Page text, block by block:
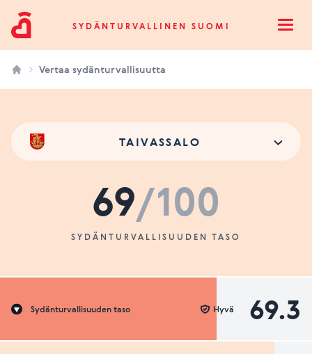
Sydänturvallinen SuomiSYDÄNTURVALLINEN SUOMI
Vertaa sydänturvallisuutta
TAIVASSALO
69/100
SYDÄNTURVALLISUUDEN TASO
Sydänturvallisuuden taso 69.3
Hyvä